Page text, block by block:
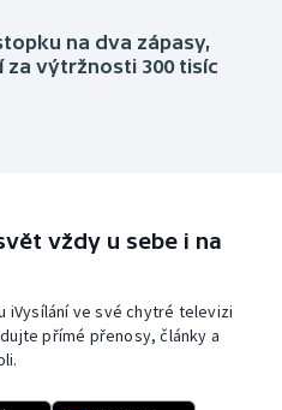
na dva zápasy,
za výtržnosti 300 tisíc
vždy u sebe i na
iVysílání ve své chytré televizi
přímé přenosy, články a